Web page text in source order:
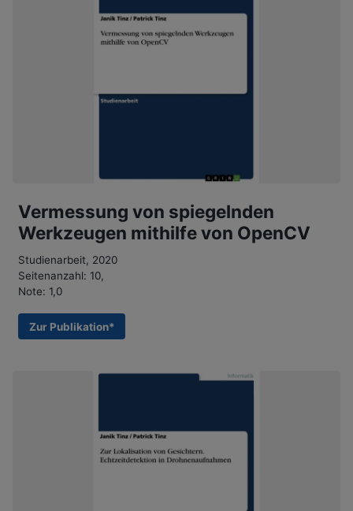
Vermessung von spiegelnden
Werkzeugen mithilfe von OpenCV
Studienarbeit, 2020
Seitenanzahl: 10,
Note: 1,0
Zur Publikation*